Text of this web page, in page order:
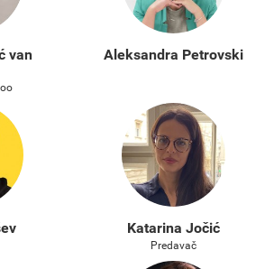
van
Aleksandra Petrovski
Katarina Jočić
Predavač